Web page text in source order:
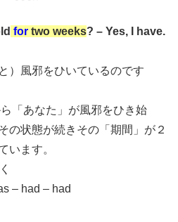
for two weeks? – Yes, I have.
）風邪をひいているのです
「あなた」が風邪をひき始
の状態が続きその「期間」が２
います。
– had – had